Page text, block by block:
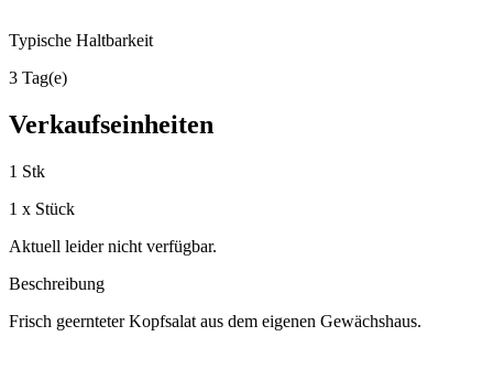
Typische Haltbarkeit
3 Tag(e)
Verkaufseinheiten
1 Stk
1 x Stück
Aktuell leider nicht verfügbar.
Beschreibung
Frisch geernteter Kopfsalat aus dem eigenen Gewächshaus.